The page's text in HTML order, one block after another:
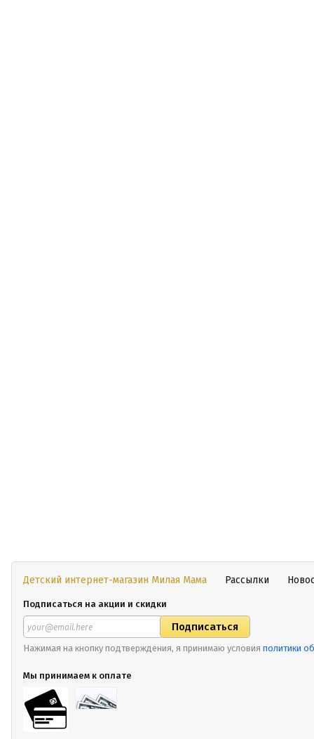
Детский интернет-магазин Милая Мама Рассылки
Подписаться на акции и скидки
Нажимая на кнопку подтверждения, я принимаю условия политики
Мы принимаем к оплате